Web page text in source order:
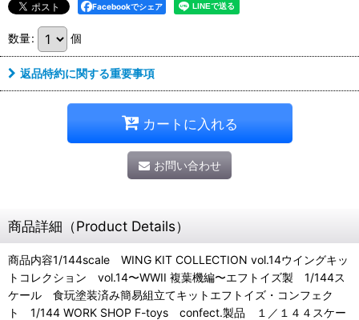
Facebookでシェア
数量: 個
返品特約に関する重要事項
カートに入れる
お問い合わせ
商品詳細（Product Details）
商品内容1/144scale WING KIT COLLECTION vol.14ウイングキッ
トコレクション vol.14〜WWII 複葉機編〜エフトイズ製 1/144ス
ケール 食玩塗装済み簡易組立てキットエフトイズ・コンフェク
ト 1/144 WORK SHOP F-toys confect.製品 １／１４４スケー